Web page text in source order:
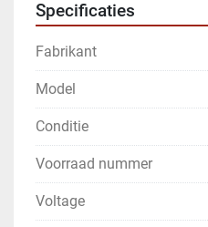
Specificaties
Fabrikant
Model
Conditie
Voorraad nummer
Voltage